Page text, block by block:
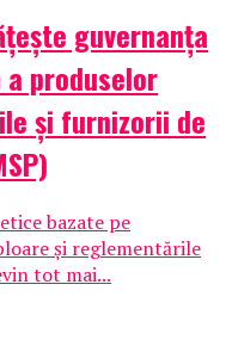
guvernanța
produselor
și furnizorii de
bazate pe
și reglementările
tot mai...